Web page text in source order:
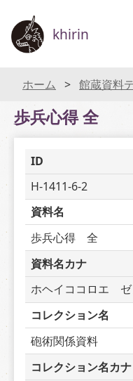
khirin
ホーム 館蔵資料
歩兵心得 全
ID
H-1411-6-2
資料名
歩兵心得　全
資料名カナ
ホヘイココロエ　
コレクション名
砲術関係資料
コレクション名カナ